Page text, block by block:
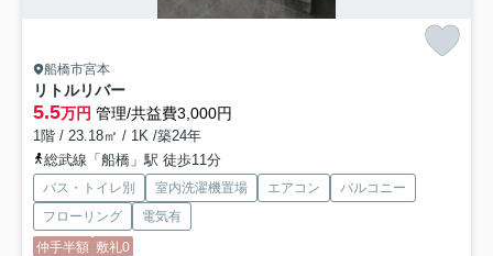
船橋市宮本
リトルリバー
5.5万円 管理/共益費3,000円
1階 / 23.18㎡ / 1K /築24年
総武線「船橋」駅 徒歩11分
バス・トイレ別 室内洗濯機置場 エアコン
バルコニー
フローリング
電気有
仲手半額 敷礼0